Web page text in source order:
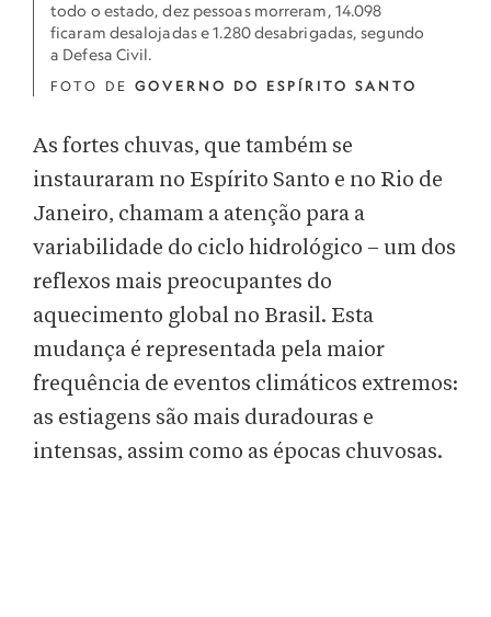
todo o estado, dez pessoas morreram, 14.098
ficaram desalojadas e 1.280 desabrigadas, segundo
a Defesa Civil.
FOTO DE GOVERNO DO ESPÍRITO SANTO
As fortes chuvas, que também se
instauraram no Espírito Santo e no Rio de
Janeiro, chamam a atenção para a
variabilidade do ciclo hidrológico – um dos
reflexos mais preocupantes do
aquecimento global no Brasil. Esta
mudança é representada pela maior
frequência de eventos climáticos extremos:
as estiagens são mais duradouras e
intensas, assim como as épocas chuvosas.